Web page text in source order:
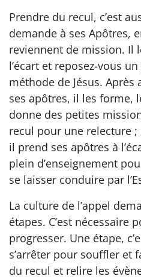
Prendre du recul, c’est
demande à ses Apôtres,
reviennent de mission. Il
l’écart et reposez-vous
méthode de Jésus.
ses apôtres, il les forme,
donne des petites
recul pour une relecture
il prend ses apôtres à
plein d’enseignement
se laisser conduire par
La culture de l’appel
étapes. C’est nécessaire
progresser. Une étape,
s’arrêter pour souffler et
du recul et relire les